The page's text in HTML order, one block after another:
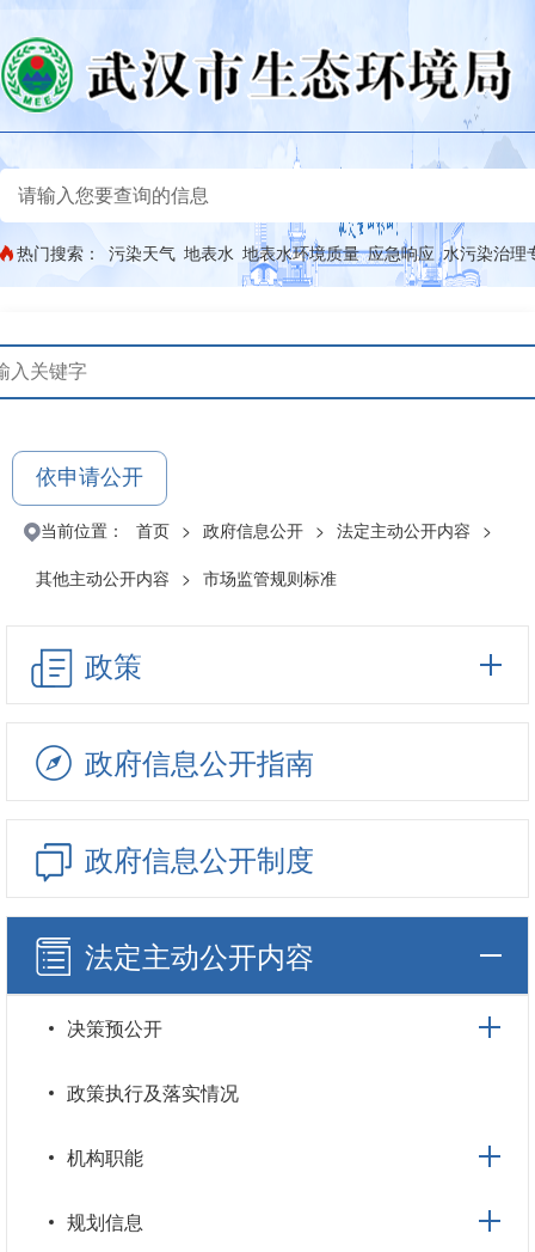
热门搜索： 污染天气 地表水 地表水环境质量 应急响应 水污染治理
依申请公开
当前位置： 首页 > 政府信息公开 > 法定主动公开内容 >
其他主动公开内容 > 市场监管规则标准
政策
政府信息公开指南
政府信息公开制度
法定主动公开内容
决策预公开
政策执行及落实情况
机构职能
规划信息